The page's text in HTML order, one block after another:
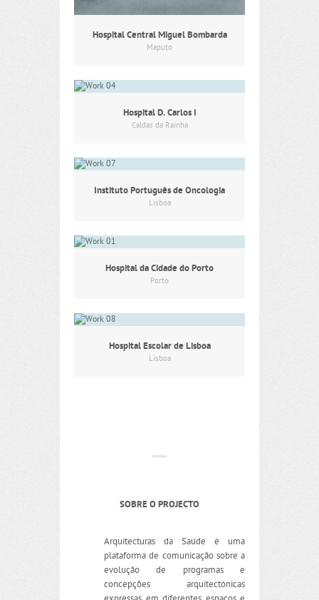
Hospital Central Miguel Bombarda
Maputo
Hospital D. Carlos I
Caldas da Rainha
Instituto Português de Oncologia
Lisboa
Hospital da Cidade do Porto
Porto
Hospital Escolar de Lisboa
Lisboa
SOBRE O PROJECTO
Arquitecturas da Saúde é uma
plataforma de comunicação sobre a
evolução de programas e
concepções arquitectónicas